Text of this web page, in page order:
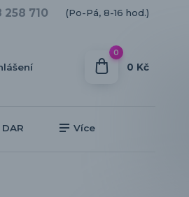
258 710 (Po-Pá, 8-16 hod.)
0
0 Kč
Více